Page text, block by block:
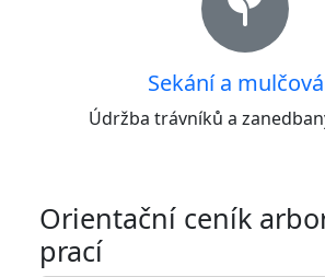
Sekání a
Údržba trávníků a
Orientační ceník
prací